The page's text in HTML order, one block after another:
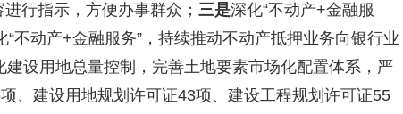
行指示，方便办事群众； 三是深化“不动产+金融服
不动产+金融服务”，持续推动不动产抵押业务向银行业
设用地总量控制，完善土地要素市场化配置体系，严
、建设用地规划许可证43项、建设工程规划许可证55